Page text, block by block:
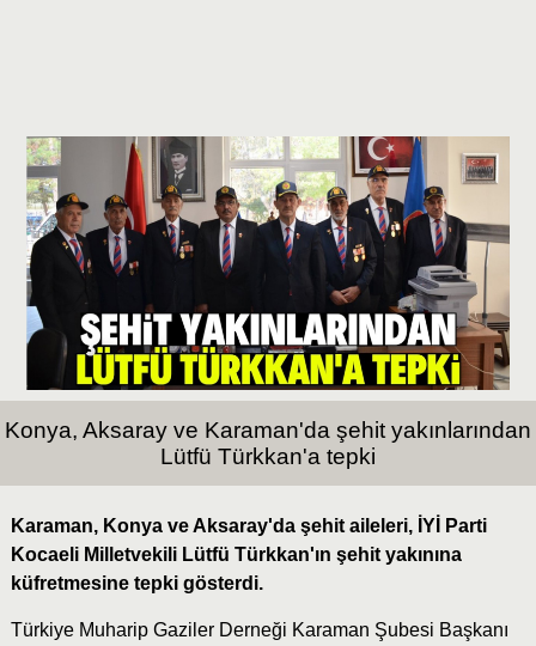
Konya, Aksaray ve Karaman'da şehit yakınlarından
Lütfü Türkkan'a tepki
Karaman, Konya ve Aksaray'da şehit aileleri, İYİ Parti
Kocaeli Milletvekili Lütfü Türkkan'ın şehit yakınına
küfretmesine tepki gösterdi.
Türkiye Muharip Gaziler Derneği Karaman Şubesi Başkanı